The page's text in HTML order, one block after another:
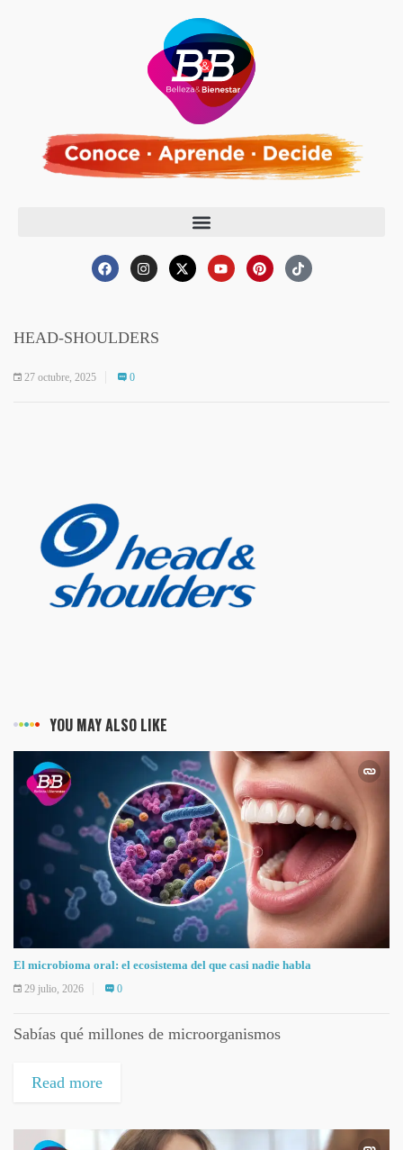
HEAD-SHOULDERS
27 octubre, 2025 0
YOU MAY ALSO LIKE
El microbioma oral: el ecosistema del que casi nadie habla
29 julio, 2026 0
Sabías qué millones de microorganismos
Read more